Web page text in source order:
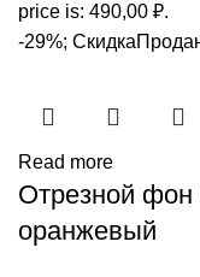
price is: 490,00 ₽.
-29%; Скидка
Read more
Отрезной
оранжевый